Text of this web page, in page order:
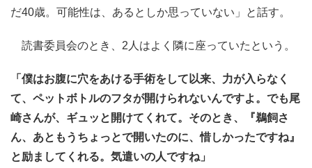
だ40歳。可能性は、あるとしか思っていない」と話す。
読書委員会のとき、2人はよく隣に座っていたという。
「僕はお腹に穴をあける手術をして以来、力が入らなく
て、ペットボトルのフタが開けられないんですよ。でも尾
崎さんが、ギュッと開けてくれて。そのとき、『鵜飼さ
ん、あともうちょっとで開いたのに、惜しかったですね』
と励ましてくれる。気遣いの人ですね」